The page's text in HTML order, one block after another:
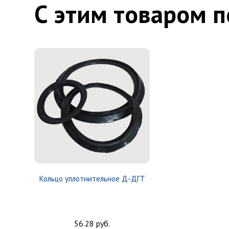
С этим товаром
Кольцо уплотнительное Д-ДГТ
56.28 руб.